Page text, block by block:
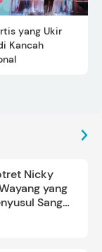
yang Ukir
Kancah
Nicky
yang
Sang